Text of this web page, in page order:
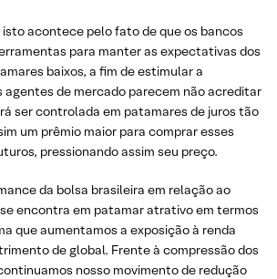
isto acontece pelo fato de que os bancos
para manter as expectativas dos
baixos, a fim de estimular a
agentes de mercado parecem não acreditar
ser controlada em patamares de juros tão
um prêmio maior para comprar esses
pressionando assim seu preço.
da bolsa brasileira em relação ao
encontra em patamar atrativo em termos
que aumentamos a exposição à renda
de global. Frente à compressão dos
nosso movimento de redução